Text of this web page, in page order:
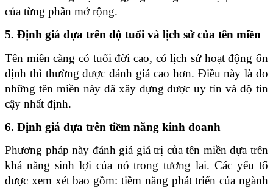
của từng phần mở rộng.
5. Định giá dựa trên độ tuổi và lịch sử của tên miền
Tên miền càng có tuổi đời cao, có lịch sử hoạt động ổn
định thì thường được đánh giá cao hơn. Điều này là do
những tên miền này đã xây dựng được uy tín và độ tin
cậy nhất định.
6. Định giá dựa trên tiềm năng kinh doanh
Phương pháp này đánh giá giá trị của tên miền dựa trên
khả năng sinh lợi của nó trong tương lai. Các yếu tố
được xem xét bao gồm: tiềm năng phát triển của ngành